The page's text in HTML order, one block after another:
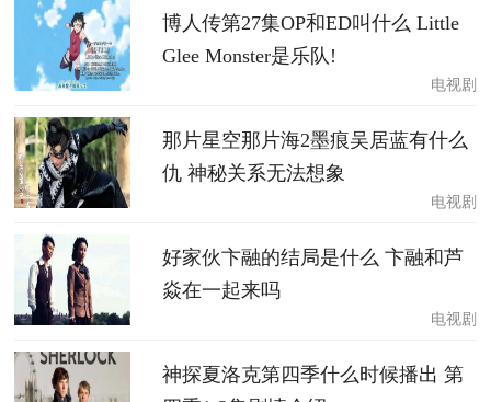
博人传第27集OP和ED叫什么 Little
Glee Monster是乐队!
电视剧
那片星空那片海2墨痕吴居蓝有什么
仇 神秘关系无法想象
电视剧
好家伙卞融的结局是什么 卞融和芦
焱在一起来吗
电视剧
神探夏洛克第四季什么时候播出 第